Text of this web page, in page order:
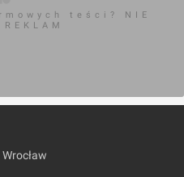
teści? NIE
Wrocław